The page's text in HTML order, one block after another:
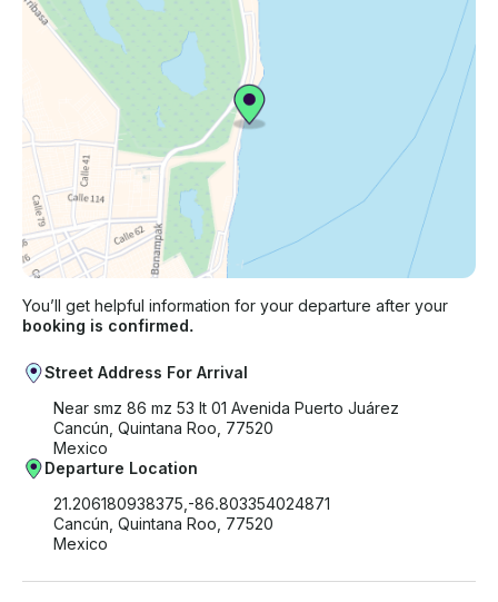
You’ll get helpful information for your departure after your
booking is confirmed.
Street Address For Arrival
Near smz 86 mz 53 lt 01 Avenida Puerto Juárez
Cancún, Quintana Roo, 77520
Mexico
Departure Location
21.206180938375,-86.803354024871
Cancún, Quintana Roo, 77520
Mexico